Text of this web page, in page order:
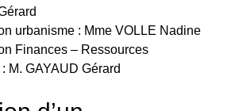
urbanisme : Mme VOLLE Nadine
Finances – Ressources
M. GAYAUD Gérard